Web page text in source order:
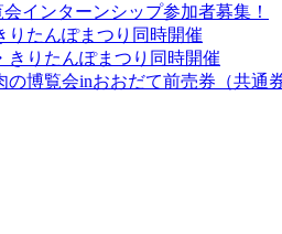
インターンシップ参加者募集！
りたんぽまつり同時開催
きりたんぽまつり同時開催
博覧会inおおだて前売券（共通